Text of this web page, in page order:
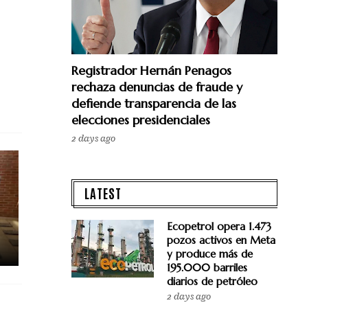
Registrador Hernán Penagos
rechaza denuncias de fraude y
defiende transparencia de las
elecciones presidenciales
2 days ago
LATEST
Ecopetrol opera 1.473
pozos activos en Meta
y produce más de
195.000 barriles
diarios de petróleo
2 days ago